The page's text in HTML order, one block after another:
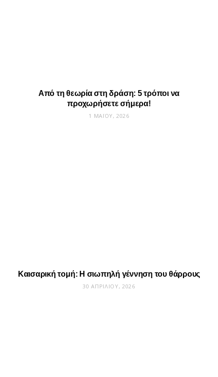
Από τη θεωρία στη δράση: 5 τρόποι να
προχωρήσετε σήμερα!
1 ΜΑΪ́ΟΥ, 2026
Καισαρική τομή: Η σιωπηλή γέννηση του θάρρους
30 ΑΠΡΙΛΊΟΥ, 2026